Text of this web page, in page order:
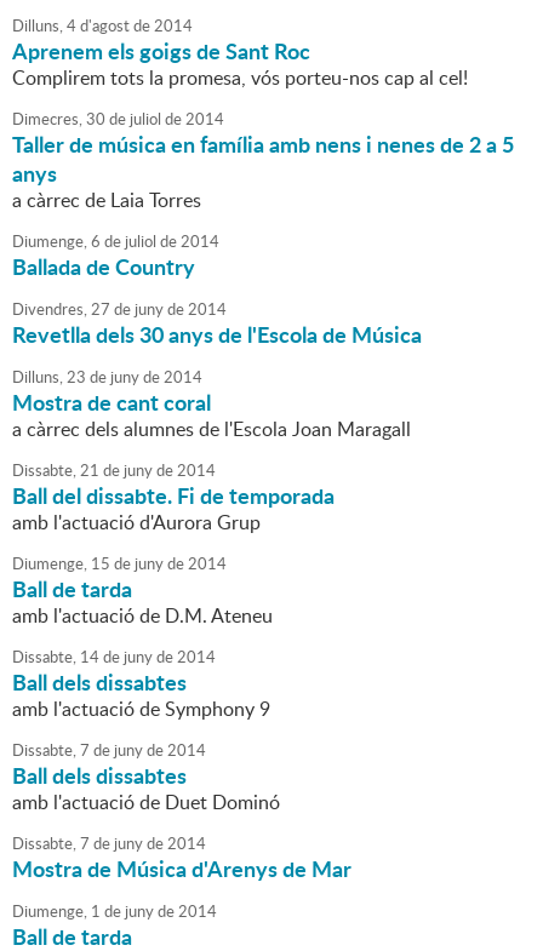
Dilluns,4d'agostde2014
Aprenem els goigs de Sant Roc
Complirem tots la promesa, vós porteu-nos cap al cel!
Dimecres,30 de juliol de2014
Taller de música en família amb nens i nenes de 2 a 5
anys
a càrrec de Laia Torres
Diumenge,6 de juliol de2014
Ballada de Country
Divendres,27 de junyde2014
Revetlla dels 30 anys de l'Escola de Música
Dilluns,23 de junyde2014
Mostra de cant coral
a càrrec dels alumnes de l'Escola Joan Maragall
Dissabte,21 de junyde2014
Ball del dissabte. Fi de temporada
amb l'actuació d'Aurora Grup
Diumenge, 15 de junyde2014
Ball de tarda
amb l'actuació de D.M. Ateneu
Dissabte, 14de junyde2014
Ball dels dissabtes
amb l'actuació de Symphony 9
Dissabte,7 de junyde2014
Ball dels dissabtes
amb l'actuació de Duet Dominó
Dissabte,7 de junyde2014
Mostra de Música d'Arenys de Mar
Diumenge, 1 de junyde2014
Ball de tarda